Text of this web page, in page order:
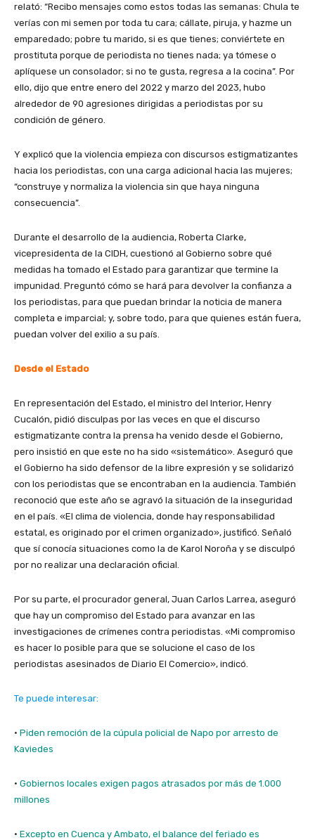
relató: “Recibo mensajes como estos todas las semanas: Chula te
verías con mi semen por toda tu cara; cállate, piruja, y hazme un
emparedado; pobre tu marido, si es que tienes; conviértete en
prostituta porque de periodista no tienes nada; ya tómese o
aplíquese un consolador; si no te gusta, regresa a la cocina”. Por
ello, dijo que entre enero del 2022 y marzo del 2023, hubo
alrededor de 90 agresiones dirigidas a periodistas por su
condición de género.
Y explicó que la violencia empieza con discursos estigmatizantes
hacia los periodistas, con una carga adicional hacia las mujeres;
“construye y normaliza la violencia sin que haya ninguna
consecuencia”.
Durante el desarrollo de la audiencia, Roberta Clarke,
vicepresidenta de la CIDH, cuestionó al Gobierno sobre qué
medidas ha tomado el Estado para garantizar que termine la
impunidad. Preguntó cómo se hará para devolver la confianza a
los periodistas, para que puedan brindar la noticia de manera
completa e imparcial; y, sobre todo, para que quienes están fuera,
puedan volver del exilio a su país.
Desde el Estado
En representación del Estado, el ministro del Interior, Henry
Cucalón, pidió disculpas por las veces en que el discurso
estigmatizante contra la prensa ha venido desde el Gobierno,
pero insistió en que este no ha sido «sistemático». Aseguró que
el Gobierno ha sido defensor de la libre expresión y se solidarizó
con los periodistas que se encontraban en la audiencia. También
reconoció que este año se agravó la situación de la inseguridad
en el país. «El clima de violencia, donde hay responsabilidad
estatal, es originado por el crimen organizado», justificó. Señaló
que sí conocía situaciones como la de Karol Noroña y se disculpó
por no realizar una declaración oficial.
Por su parte, el procurador general, Juan Carlos Larrea, aseguró
que hay un compromiso del Estado para avanzar en las
investigaciones de crímenes contra periodistas. «Mi compromiso
es hacer lo posible para que se solucione el caso de los
periodistas asesinados de Diario El Comercio», indicó.
Te puede interesar:
· Piden remoción de la cúpula policial de Napo por arresto de
Kaviedes
· Gobiernos locales exigen pagos atrasados por más de 1.000
millones
· Excepto en Cuenca y Ambato, el balance del feriado es